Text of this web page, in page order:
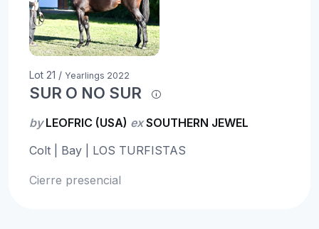
Lot 21 / Yearlings 2022
SUR O NO SUR
byLEOFRIC (USA) exSOUTHERN JEWEL
Colt | Bay | LOS TURFISTAS
Cierre presencial